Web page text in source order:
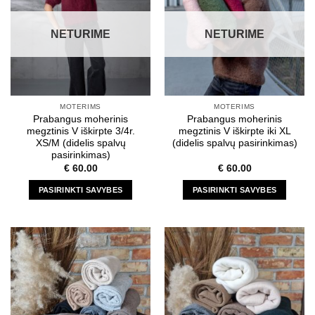
The
may
chosen
on
the
product
page
The
may
chosen
on
the
product
page
NETURIME
MOTERIMS
Prabangus moherinis
megztinis V iškirpte 3/4r.
XS/M (didelis spalvų
pasirinkimas)
€60.00
PASIRINKTI SAVYBES
has
multiple
variants.
The
options
may
NETURIME
MOTERIMS
Prabangus moherinis
megztinis V iškirpte iki XL
(didelis spalvų pasirinkimas)
€60.00
PASIRINKTI SAVYBES
has
multiple
variants.
The
options
may